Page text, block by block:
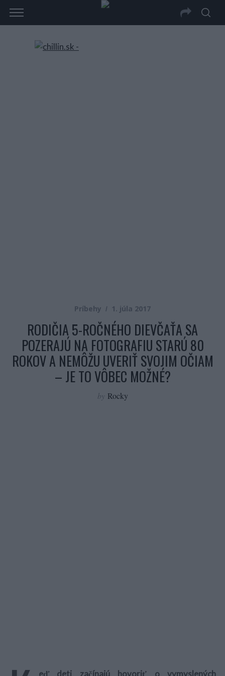
Príbehy 1. júla 2017
RODIČIA 5-ROČNÉHO DIEVČAŤA SA
POZERAJÚ NA FOTOGRAFIU STARÚ 80
ROKOV A NEMÔŽU UVERIŤ SVOJIM OČIAM
– JE TO VÔBEC MOŽNÉ?
by Rocky
eď deti začínajú hovoriť o vymyslených